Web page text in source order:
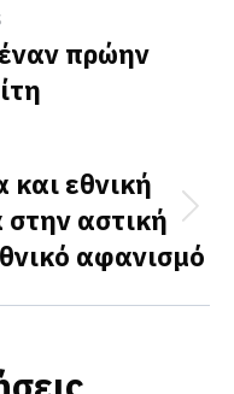
πρώην
και εθνική
στην αστική
αφανισμό